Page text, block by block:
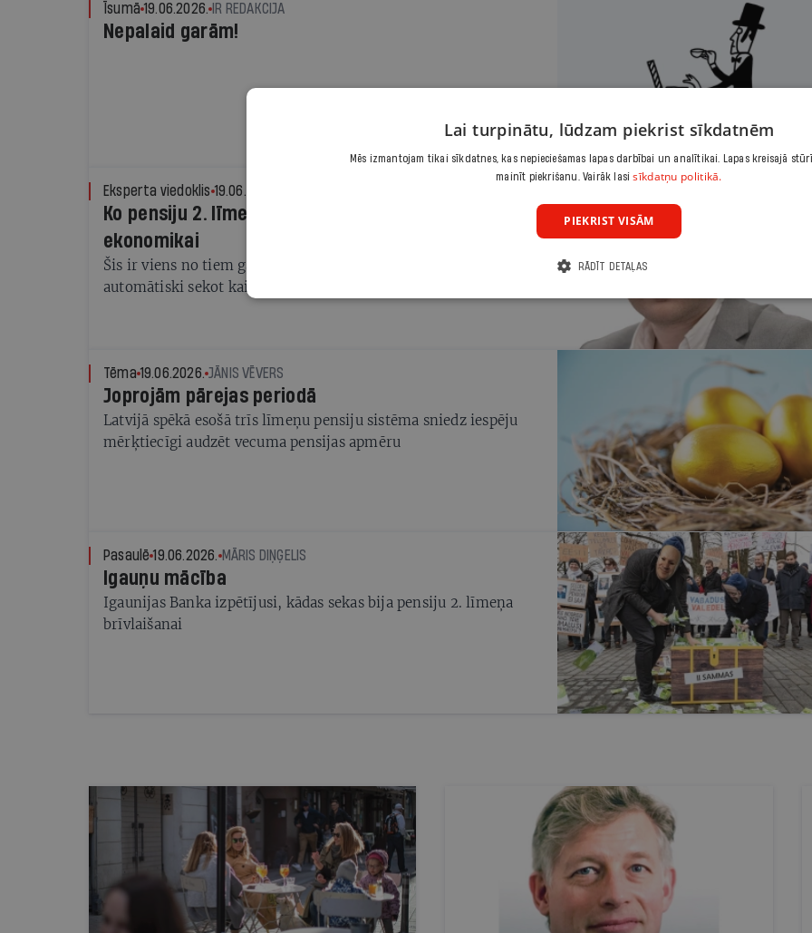
Īsumā 19.06.2026. IR REDAKCIJA
Nepalaid garām!
Eksperta viedoklis 19.06.2026.
Ko pensiju 2. līmeņa reforma nozīmētu Latvijas
ekonomikai
Šis ir viens no tiem gadījumiem, kad Latvijai nevajadzētu
automātiski sekot kaimiņvalstu piemēram
Tēma 19.06.2026. JĀNIS VĒVERS
Joprojām pārejas periodā
Latvijā spēkā esošā trīs līmeņu pensiju sistēma sniedz iespēju
mērķtiecīgi audzēt vecuma pensijas apmēru
Pasaulē 19.06.2026. MĀRIS DIŅĢELIS
Igauņu mācība
Igaunijas Banka izpētījusi, kādas sekas bija pensiju 2. līmeņa
brīvlaišanai
Lai turpinātu, lūdzam piekrist sīkdatnēm
Mēs izmantojam tikai sīkdatnes, kas nepieciešamas lapas darbībai un analītikai. Lapas kreisajā
mainīt piekrišanu. Vairāk lasisīkdatņu politikā.
PIEKRIST VISĀM
RĀDĪT DETAĻAS